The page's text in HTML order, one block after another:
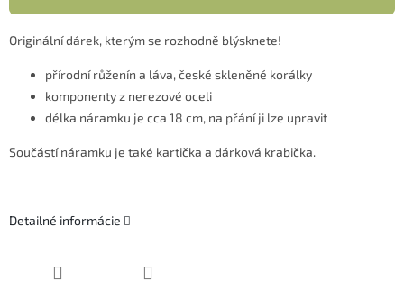
Originální dárek, kterým se rozhodně blýsknete!
přírodní růženín a láva, české skleněné korálky
komponenty z nerezové oceli
délka náramku je cca 18 cm, na přání ji lze upravit
Součástí náramku je také kartička a dárková krabička.
Detailné informácie